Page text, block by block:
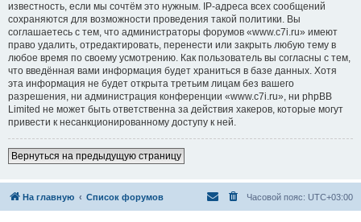
известность, если мы сочтём это нужным. IP-адреса всех сообщений
сохраняются для возможности проведения такой политики. Вы
соглашаетесь с тем, что администраторы форумов «www.c7i.ru» имеют
право удалить, отредактировать, перенести или закрыть любую тему в
любое время по своему усмотрению. Как пользователь вы согласны с тем,
что введённая вами информация будет храниться в базе данных. Хотя
эта информация не будет открыта третьим лицам без вашего
разрешения, ни администрация конференции «www.c7i.ru», ни phpBB
Limited не может быть ответственна за действия хакеров, которые могут
привести к несанкционированному доступу к ней.
Вернуться на предыдущую страницу
На главную Список форумов Часовой пояс: UTC+03:00